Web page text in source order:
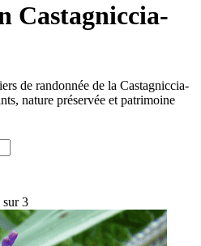
Castagniccia-
de randonnée de la Castagniccia-
nature préservée et patrimoine
sur3